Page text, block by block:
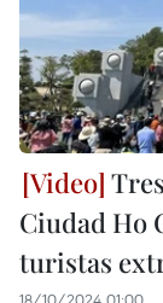
Ciudad Ho
turistas